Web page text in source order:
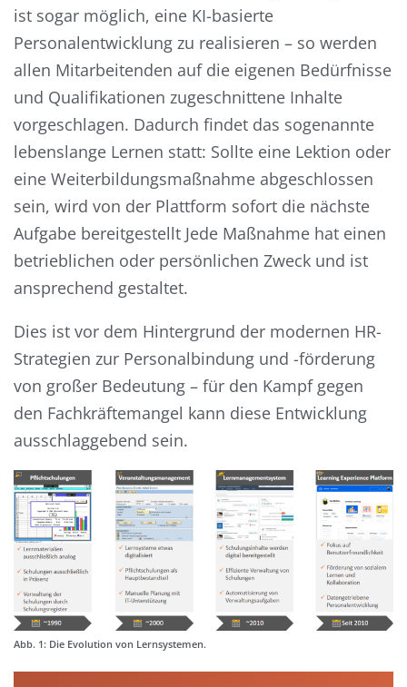
ist sogar möglich, eine KI-basierte
Personalentwicklung zu realisieren – so werden
allen Mitarbeitenden auf die eigenen Bedürfnisse
und Qualifikationen zugeschnittene Inhalte
vorgeschlagen. Dadurch findet das sogenannte
lebenslange Lernen statt: Sollte eine Lektion oder
eine Weiterbildungsmaßnahme abgeschlossen
sein, wird von der Plattform sofort die nächste
Aufgabe bereitgestellt Jede Maßnahme hat einen
betrieblichen oder persönlichen Zweck und ist
ansprechend gestaltet.
Dies ist vor dem Hintergrund der modernen HR-
Strategien zur Personalbindung und -förderung
von großer Bedeutung – für den Kampf gegen
den Fachkräftemangel kann diese Entwicklung
ausschlaggebend sein.
Abb. 1: Die Evolution von Lernsystemen.